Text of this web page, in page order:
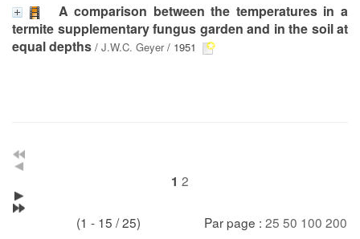
A comparison between the temperatures in a
termite supplementary fungus garden and in the soil at
equal depths / J.W.C. Geyer/ 1951
1 2
(1 - 15 / 25) Par page : 25 50 100 200